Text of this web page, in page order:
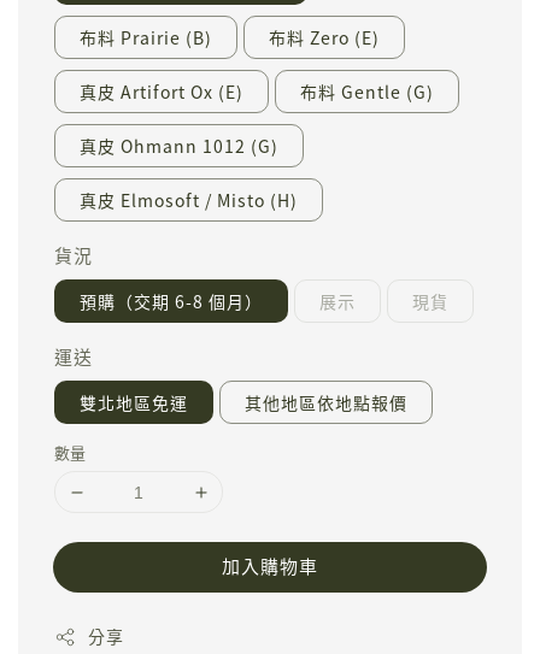
布料 Prairie (B) 布料 Zero (E)
真皮 Artifort Ox (E) 布料 Gentle (G)
真皮 Ohmann 1012 (G)
真皮 Elmosoft / Misto (H)
貨況
預購（交期 6-8 個月） 展示 現貨
運送
雙北地區免運 其他地區依地點報價
數量
加入購物車
分享